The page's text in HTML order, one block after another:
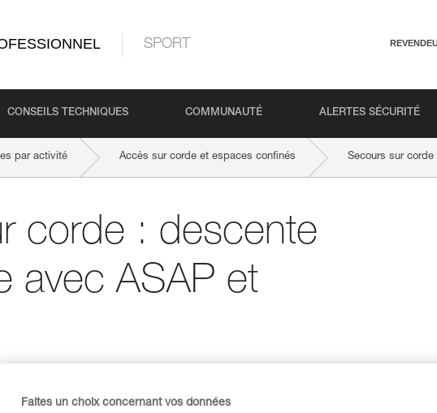
SPORT
CONSEILS TECHNIQUES COMMUNAUTÉ ALERTES SÉCURITÉ
par activité Accès sur corde et espaces confinés Secours sur corde
corde : descente
avec ASAP et
blessée dans un harnais doit être traitée
par une descente accompagnée opérée
Faites un choix concernant vos données